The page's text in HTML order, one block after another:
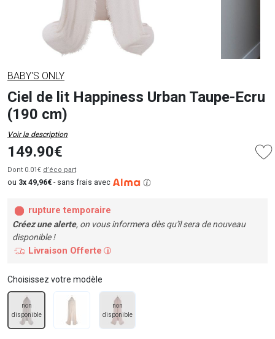
BABY'S ONLY
Ciel de lit Happiness Urban Taupe-Ecru
(190 cm)
Voir la description
149.90€
Dont 0.01€ d’éco part
ou 3x 49,96€ - sans frais avec
rupture temporaire
Créez une alerte, on vous informera dès qu'il sera de nouveau
disponible !
Livraison Offerte i
Choisissez votre modèle
non
disponible
non
disponible